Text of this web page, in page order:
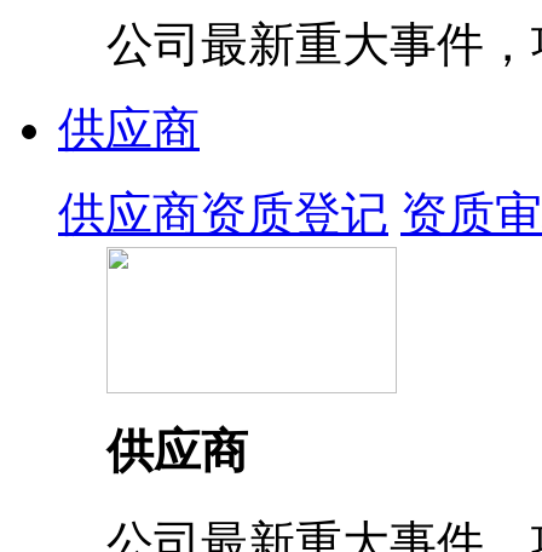
公司最新重大事件
供应商
供应商资质登记 资质
供应商